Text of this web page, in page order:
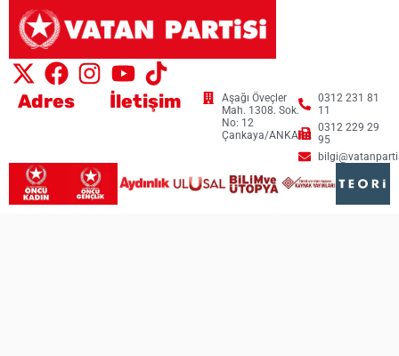
Adres
Aşağı Öveçler
Mah. 1308. Sok.
No: 12
Çankaya/ANKARA
İletişim
0312 231 81
11
0312 229 29
95